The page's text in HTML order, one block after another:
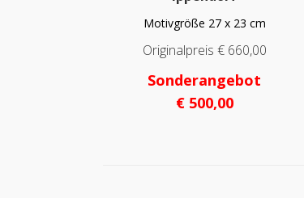
Motivgröße 27 x 23 cm
Originalpreis € 660,00
Sonderangebot
€ 500,00